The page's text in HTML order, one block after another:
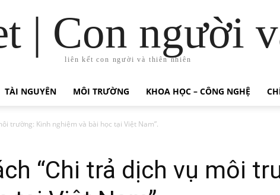
| Con người
liên kết con người và thiên nhiên
TÀI NGUYÊN MÔI TRƯỜNG KHOA HỌC – CÔNG NGHỆ
trường: Kinh nghiệm và bài học tại Việt Nam”.
“Chi trả dịch vụ môi